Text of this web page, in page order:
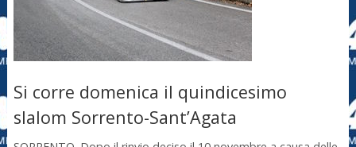
Si corre domenica il quindicesimo
slalom Sorrento-Sant’Agata